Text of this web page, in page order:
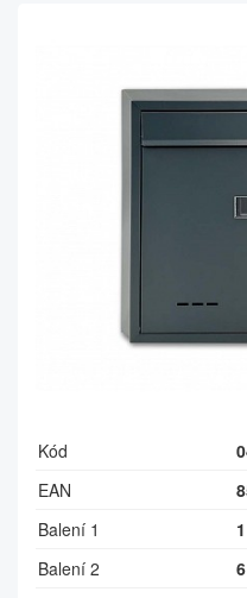
Kód
EAN
Balení 1
Balení 2